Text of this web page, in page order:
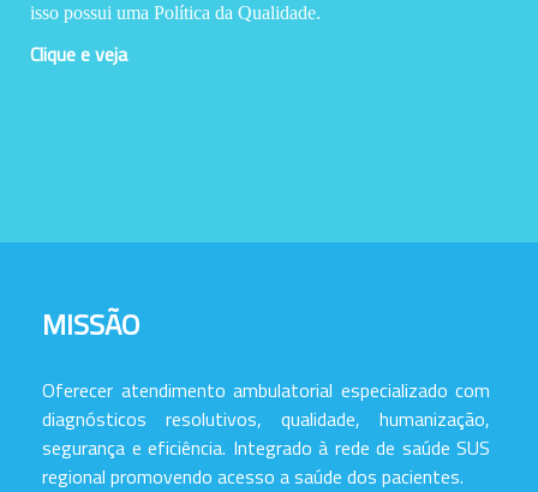
isso possui uma Política da Qualidade.
Clique e veja
MISSÃO
Oferecer atendimento ambulatorial especializado com
diagnósticos resolutivos, qualidade, humanização,
segurança e eficiência. Integrado à rede de saúde SUS
regional promovendo acesso a saúde dos pacientes.